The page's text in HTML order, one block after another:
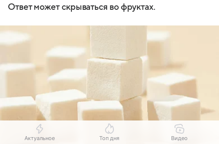
Ответ может скрываться во фруктах.
Актуальное Топ дня Видео